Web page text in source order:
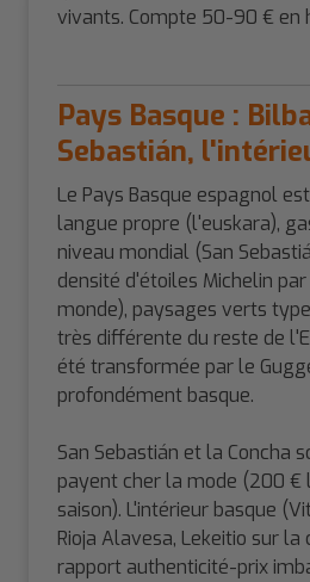
vivants. Compte 50-90 € en
Pays Basque :
Sebastián,
Le Pays Basque espagnol
langue propre (l'euskara),
niveau mondial (San
densité d'étoiles Michelin
monde), paysages verts
très différente du reste de
été transformée par le
profondément basque.
San Sebastián et la Concha
payent cher la mode (200 €
saison). L'intérieur basque
Rioja Alavesa, Lekeitio sur
rapport authenticité-prix